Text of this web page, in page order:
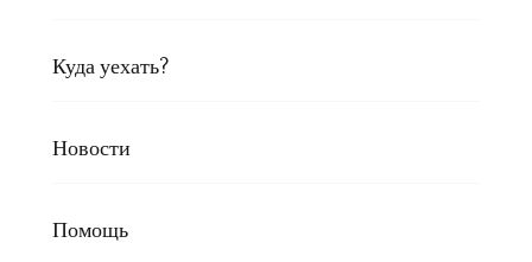
Куда уехать?
Новости
Помощь